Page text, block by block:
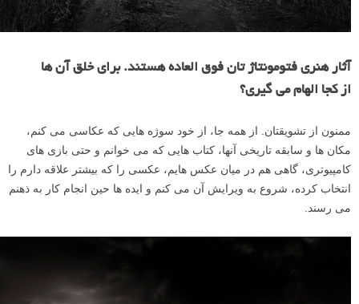
آثار هنری فتومونتاژ تان فوق العاده هستند. برای خلق آن ها
از کجا الهام می گیری؟
ممنون از تشویقتان. از همه جا، از خود سوژه هایى که عکاسى می کنم،
مکان ها و سابقه تاریخى آنها، کتاب هایی که می خوانم و حتى بازی هاى
کامپیوترى، گاهى هم در میان عکس هایم، عکسى را که بیشتر علاقه دارم را
انتخاب کرده، شروع به ویرایش آن مى کنم و ایده ها حین انجام کار به ذهنم
مى رسند.